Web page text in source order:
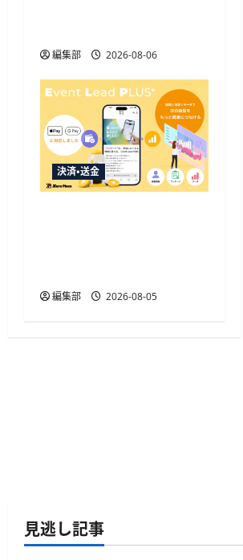
編集部 2026-08-06
決済・送金
編集部 2026-08-05
見逃し記事